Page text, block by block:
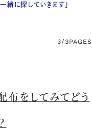
一緒に探していきます」
3/3PAGES
をしてみてどう